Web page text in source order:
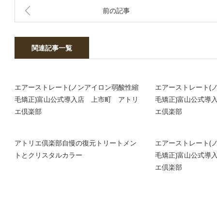
前の記事
関連記事一覧
エアーストレート(ノンアイロン弱酸性縮
毛矯正)富山公式導入店 上市町 アトリ
エ倶楽部
エアーストレート(
毛矯正)富山公式
エ倶楽部
アトリエ倶楽部自慢の復元トリートメン
トとクリスタルカラー
エアーストレート(
毛矯正)富山公式
エ倶楽部